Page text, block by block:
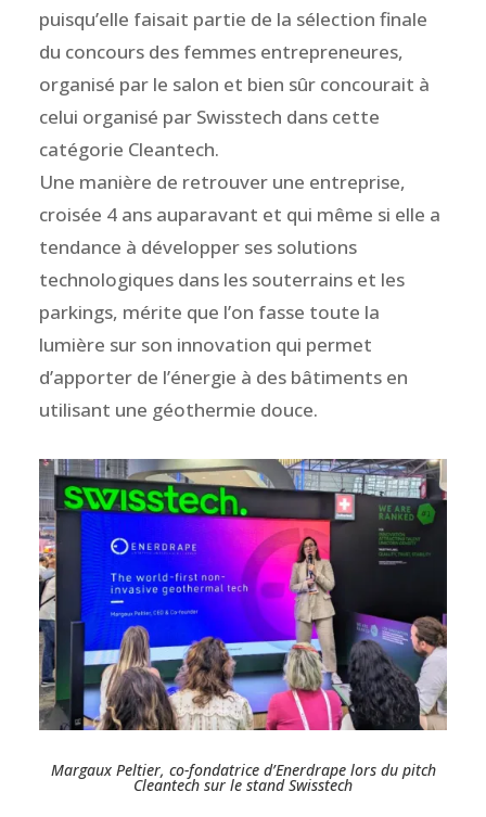
puisqu’elle faisait partie de la sélection finale
du concours des femmes entrepreneures,
organisé par le salon et bien sûr concourait à
celui organisé par Swisstech dans cette
catégorie Cleantech.
Une manière de retrouver une entreprise,
croisée 4 ans auparavant et qui même si elle a
tendance à développer ses solutions
technologiques dans les souterrains et les
parkings, mérite que l’on fasse toute la
lumière sur son innovation qui permet
d’apporter de l’énergie à des bâtiments en
utilisant une géothermie douce.
Margaux Peltier, co-fondatrice d’Enerdrape lors du pitch
Cleantech sur le stand Swisstech